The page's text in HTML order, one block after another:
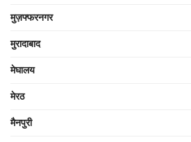
मुज़फ्फरनगर
मुरादाबाद
मेघालय
मेरठ
मैनपुरी